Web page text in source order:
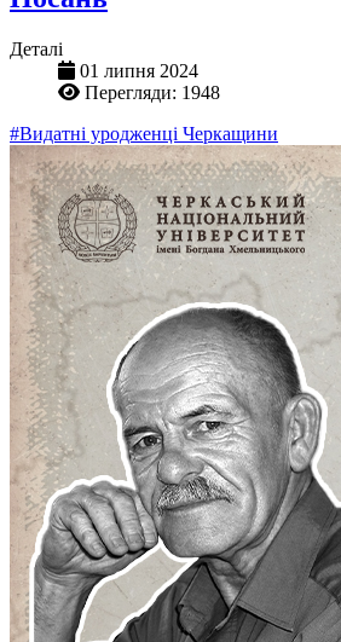
Деталі
01 липня 2024
Перегляди: 1948
#Видатні уродженці Черкащини